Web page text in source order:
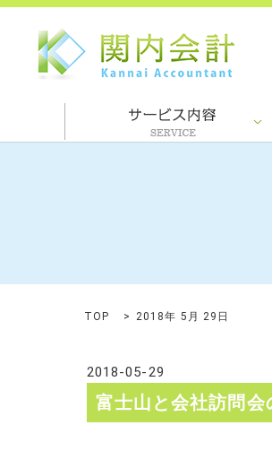
TOP 2018年 5月 29日
2018-05-29
富士山と会社訪問会